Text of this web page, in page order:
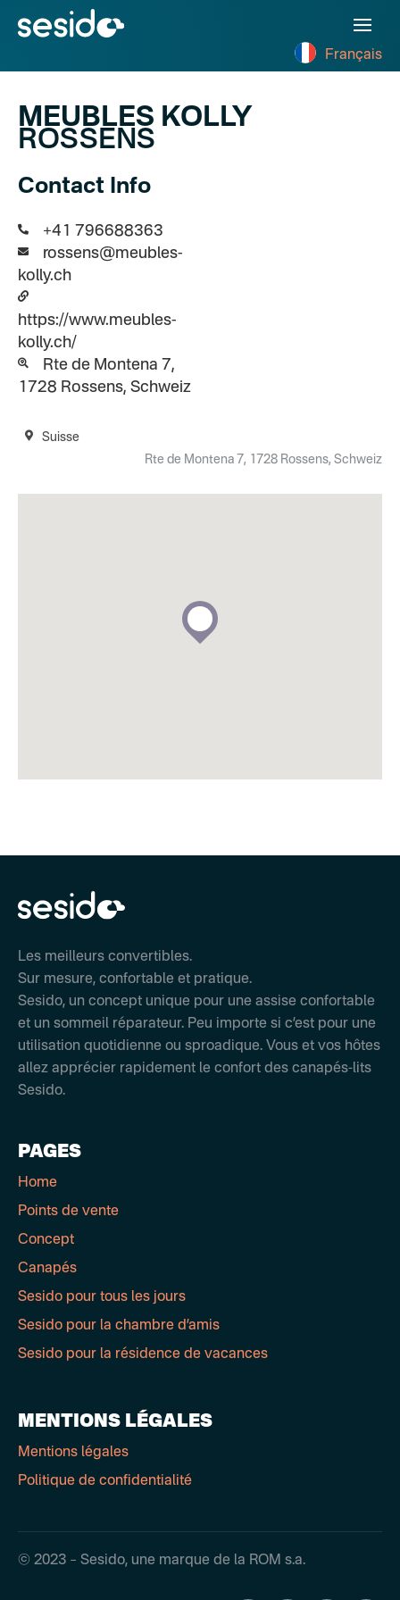
Français
MEUBLES KOLLY
ROSSENS
Contact Info
+41 796688363
rossens@meubles-
kolly.ch
https://www.meubles-
kolly.ch/
Rte de Montena 7,
1728 Rossens, Schweiz
Suisse
Rte de Montena 7, 1728 Rossens, Schweiz
Les meilleurs convertibles.
Sur mesure, confortable et pratique.
Sesido, un concept unique pour une assise confortable
et un sommeil réparateur. Peu importe si c’est pour une
utilisation quotidienne ou sproadique. Vous et vos hôtes
allez apprécier rapidement le confort des canapés-lits
Sesido.
PAGES
Home
Points de vente
Concept
Canapés
Sesido pour tous les jours
Sesido pour la chambre d’amis
Sesido pour la résidence de vacances
MENTIONS LÉGALES
Mentions légales
Politique de confidentialité
© 2023 – Sesido, une marque de la ROM s.a.